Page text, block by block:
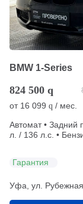
BMW 1-Series
824 500 q
от 16 099 q / мес.
Автомат • Задний
л. / 136 л.с. •
Гарантия
Уфа, ул.